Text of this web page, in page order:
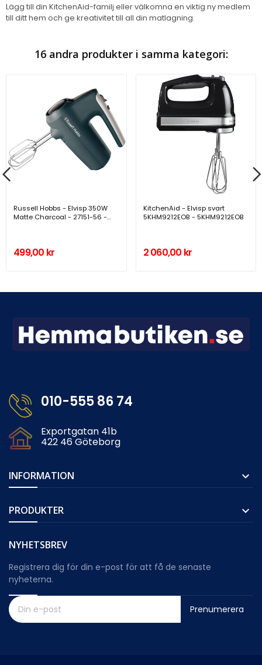
Lägg till din KitchenAid-familj eller välkomna en viktig ny medlem
till ditt hem och ge kreativitet till all din matlagning.
16 andra produkter i samma kategori:
Russell Hobbs - Elvisp 350W
Matte Charcoal - 27151-56 -
499,00 kr
KitchenAid - Elvisp svart
5KHM9212EOB - 5KHM9212EOB
2 060,00 kr
010-555 86 74
Exportgatan 41b
422 46 Göteborg
INFORMATION 
PRODUKTER 
NYHETSBREV
Registrera dig för din e-post för att få de senaste
nyheterna.
Prenumerera